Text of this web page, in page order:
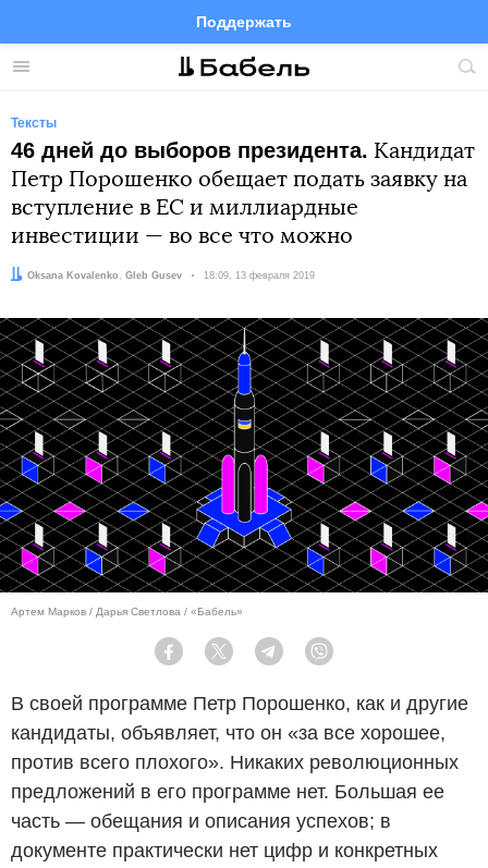
Меню
Поддержать
FacebookTelegramTwitter
Тексты
46 дней до выборов президента. Кандидат
Петр Порошенко обещает подать заявку на
вступление в ЕС и миллиардные
инвестиции — во все что можно
Авторы:
Oksana Kovalenko , Gleb Gusev Дата:
18:09, 13 февраля 2019
Артем Марков / Дарья Светлова / «Бабель»
Facebook Twitter Telegram
В своей программе Петр Порошенко, как и другие
кандидаты, объявляет, что он «за все хорошее,
против всего плохого». Никаких революционных
предложений в его программе нет. Большая ее
часть — обещания и описания успехов; в
документе практически нет цифр и конкретных